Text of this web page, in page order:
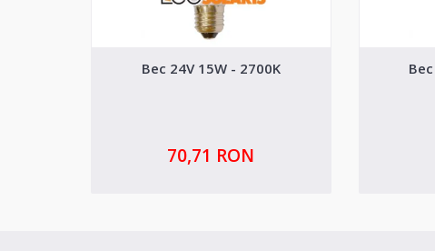
Bec 24V 15W - 2700K
70,71 RON